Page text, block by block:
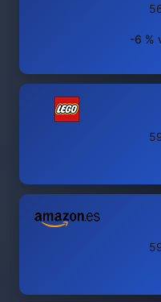
-6 %